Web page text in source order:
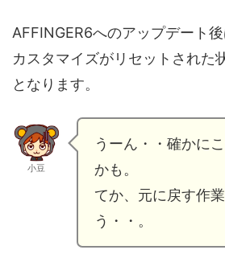
AFFINGER6へのアップデート
カスタマイズがリセットされた
となります。
小豆
うーん・・確かに
かも。
てか、元に戻す作
う・・。